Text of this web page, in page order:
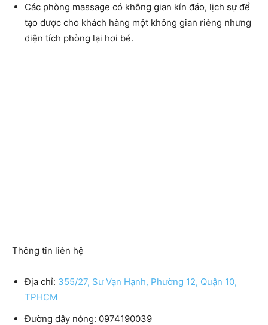
Các phòng massage có không gian kín đáo, lịch sự để
tạo được cho khách hàng một không gian riêng nhưng
diện tích phòng lại hơi bé.
Thông tin liên hệ
Địa chỉ: 355/27, Sư Vạn Hạnh, Phường 12, Quận 10,
TPHCM
Đường dây nóng: 0974190039